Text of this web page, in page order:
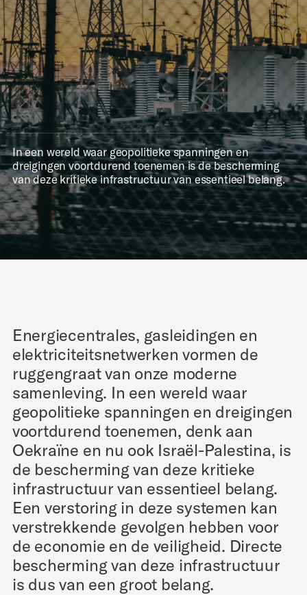
In een wereld waar geopolitieke spanningen en
dreigingen voortdurend toenemen is de bescherming
van deze kritieke infrastructuur van essentieel belang.
Energiecentrales, gasleidingen en
elektriciteitsnetwerken vormen de
ruggengraat van onze moderne
samenleving. In een wereld waar
geopolitieke spanningen en dreigingen
voortdurend toenemen, denk aan
Oekraïne en nu ook Israël-Palestina, is
de bescherming van deze kritieke
infrastructuur van essentieel belang.
Een verstoring in deze systemen kan
verstrekkende gevolgen hebben voor
de economie en de veiligheid. Directe
bescherming van deze infrastructuur
is dus van een groot belang.